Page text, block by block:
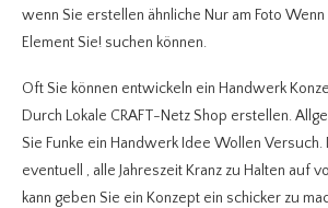
wenn Sie erstellen ähnliche Nur am Foto Wenn
Element Sie! suchen können.
Oft Sie können entwickeln ein Handwerk
Durch Lokale CRAFT-Netz Shop erstellen.
Sie Funke ein Handwerk Idee Wollen Versuch.
eventuell , alle Jahreszeit Kranz zu Halten auf
kann geben Sie ein Konzept ein schicker zu